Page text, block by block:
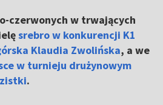
czerwonych w trwających
srebro w konkurencji K1
Klaudia Zwolińska, a we
w turnieju drużynowym
.